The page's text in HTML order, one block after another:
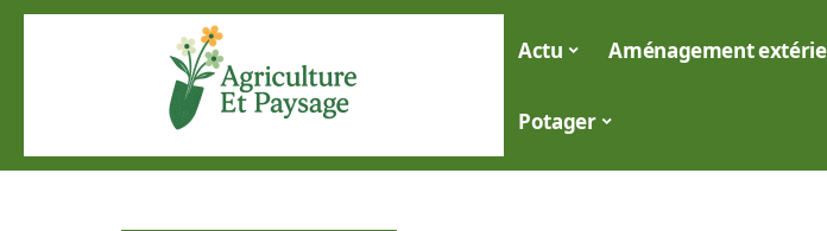
Actu Aménagement
Potager